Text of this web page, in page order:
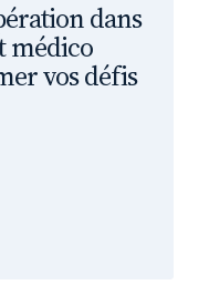
dans
médico
vos défis